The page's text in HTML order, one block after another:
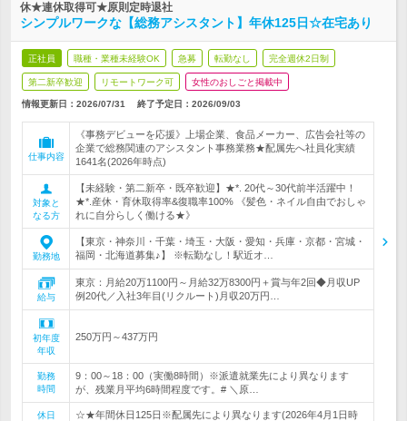
休★連休取得可★原則定時退社
シンプルワークな【総務アシスタント】年休125日☆在宅あり
正社員 職種・業種未経験OK 急募 転勤なし 完全週休2日制
第二新卒歓迎 リモートワーク可 女性のおしごと掲載中
情報更新日：2026/07/31 終了予定日： 2026/09/03
仕事内容
《事務デビューを応援》上場企業、食品メーカー、広告会社等の
企業で総務関連のアシスタント事務業務★配属先へ社員化実績
1641名(2026年時点)
対象と
なる方
【未経験・第二新卒・既卒歓迎】★*. 20代～30代前半活躍中！
★*.産休・育休取得率&復職率100% 《髪色・ネイル自由でおしゃ
れに自分らしく働ける★》
勤務地
【東京・神奈川・千葉・埼玉・大阪・愛知・兵庫・京都・宮城・
福岡・北海道募集♪】 ※転勤なし！駅近オ…
給与
東京：月給20万1100円～月給32万8300円＋賞与年2回◆月収UP
例20代／入社3年目(リクルート)月収20万円…
初年度
年収
250万円～437万円
勤務
時間
9：00～18：00（実働8時間）※派遣就業先により異なります
が、残業月平均6時間程度です。# ＼原…
休日
☆★年間休日125日※配属先により異なります(2026年4月1日時